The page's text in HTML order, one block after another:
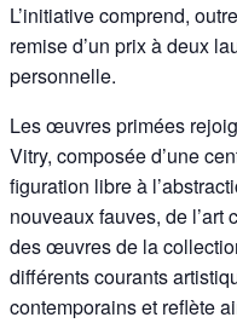
L’initiative comprend,
remise d’un prix à deux
personnelle.
Les œuvres primées
Vitry, composée d’une
figuration libre à
nouveaux fauves, de l’art
des œuvres de la
différents courants
contemporains et reflète